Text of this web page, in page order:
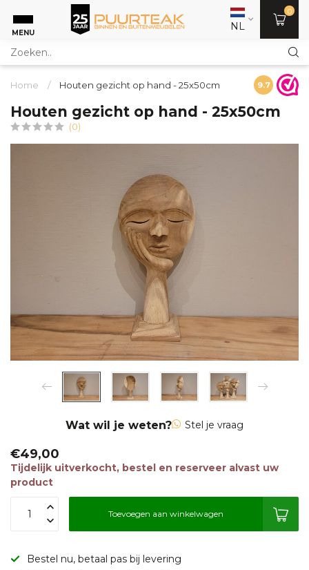
MENU NL
0
Home / Houten gezicht op hand - 25x50cm 9.7
Houten gezicht op hand - 25x50cm
(0)
Wat wil je weten? Stel je vraag
€49,00
Tijdelijk uitverkocht, bestel en reserveer alvast uw
product
Toevoegen aan winkelwagen
Bestel nu, betaal pas bij levering